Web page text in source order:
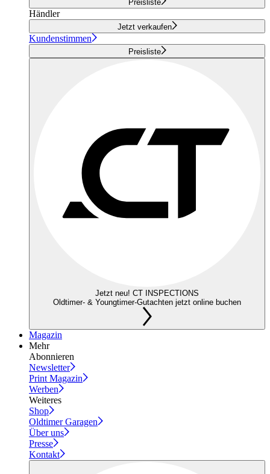
Preisliste
Händler
Jetzt verkaufen
Kundenstimmen
Preisliste
Jetzt neu! CT INSPECTIONS
Oldtimer- & Youngtimer-Gutachten jetzt online buchen
Magazin
Mehr
Abonnieren
Newsletter
Print Magazin
Werben
Weiteres
Shop
Oldtimer Garagen
Über uns
Presse
Kontakt